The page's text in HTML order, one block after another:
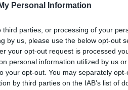
Personal Information
parties, or processing of your
by us, please use the below opt-out
your opt-out request is processed
personal information utilized by us
your opt-out. You may separately
by third parties on the IAB’s list of
Voestalpine ajunge la
și va interveni asupra